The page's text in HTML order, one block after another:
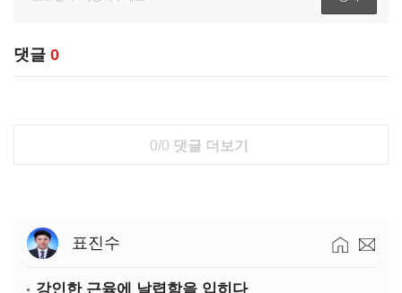
댓글 0
0/0 댓글 더보기
표진수
강인한 근육에 날렵함을 입히다